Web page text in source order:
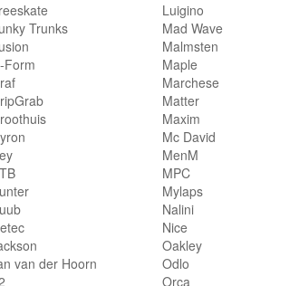
Trunks
Form
van der Hoorn
Luigino
Mad Wave
Malmsten
Maple
Marchese
Matter
Maxim
Mc David
MenM
MPC
Mylaps
Nalini
Nice
Oakley
Odlo
Orca